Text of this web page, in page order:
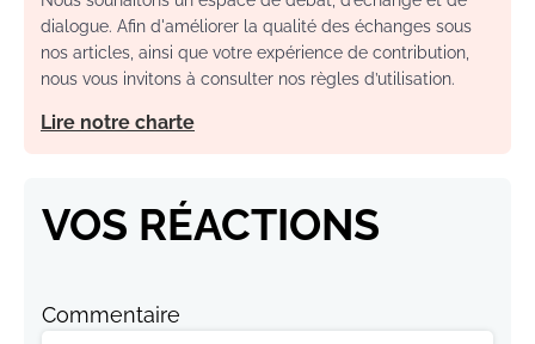
dialogue. Afin d'améliorer la qualité des échanges sous
nos articles, ainsi que votre expérience de contribution,
nous vous invitons à consulter nos règles d’utilisation.
Lire notre charte
VOS RÉACTIONS
Commentaire